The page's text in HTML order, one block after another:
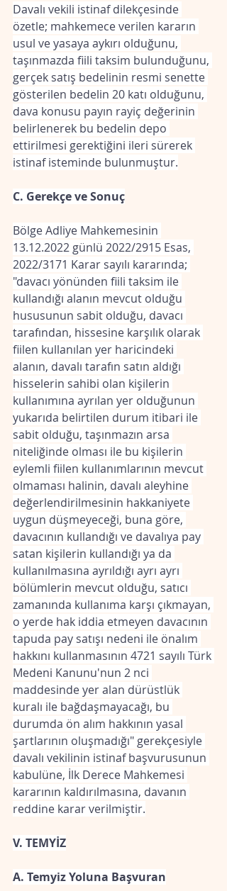
Davalı vekili istinaf dilekçesinde
özetle; mahkemece verilen kararın
usul ve yasaya aykırı olduğunu,
taşınmazda fiili taksim bulunduğunu,
gerçek satış bedelinin resmi senette
gösterilen bedelin 20 katı olduğunu,
dava konusu payın rayiç değerinin
belirlenerek bu bedelin depo
ettirilmesi gerektiğini ileri sürerek
istinaf isteminde bulunmuştur.
C. Gerekçe ve Sonuç
Bölge Adliye Mahkemesinin
13.12.2022 günlü 2022/2915 Esas,
2022/3171 Karar sayılı kararında;
"davacı yönünden fiili taksim ile
kullandığı alanın mevcut olduğu
hususunun sabit olduğu, davacı
tarafından, hissesine karşılık olarak
fiilen kullanılan yer haricindeki
alanın, davalı tarafın satın aldığı
hisselerin sahibi olan kişilerin
kullanımına ayrılan yer olduğunun
yukarıda belirtilen durum itibari ile
sabit olduğu, taşınmazın arsa
niteliğinde olması ile bu kişilerin
eylemli fiilen kullanımlarının mevcut
olmaması halinin, davalı aleyhine
değerlendirilmesinin hakkaniyete
uygun düşmeyeceği, buna göre,
davacının kullandığı ve davalıya pay
satan kişilerin kullandığı ya da
kullanılmasına ayrıldığı ayrı ayrı
bölümlerin mevcut olduğu, satıcı
zamanında kullanıma karşı çıkmayan,
o yerde hak iddia etmeyen davacının
tapuda pay satışı nedeni ile önalım
hakkını kullanmasının 4721 sayılı Türk
Medeni Kanunu'nun 2 nci
maddesinde yer alan dürüstlük
kuralı ile bağdaşmayacağı, bu
durumda ön alım hakkının yasal
şartlarının oluşmadığı" gerekçesiyle
davalı vekilinin istinaf başvurusunun
kabulüne, İlk Derece Mahkemesi
kararının kaldırılmasına, davanın
reddine karar verilmiştir.
V. TEMYİZ
A. Temyiz Yoluna Başvuran